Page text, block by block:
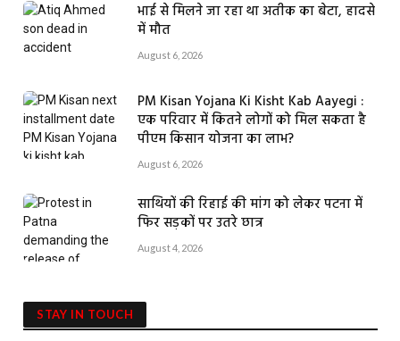
भाई से मिलने जा रहा था अतीक का बेटा, हादसे
में मौत
August 6, 2026
PM Kisan Yojana Ki Kisht Kab Aayegi :
एक परिवार में कितने लोगों को मिल सकता है
पीएम किसान योजना का लाभ?
August 6, 2026
साथियों की रिहाई की मांग को लेकर पटना में
फिर सड़कों पर उतरे छात्र
August 4, 2026
STAY IN TOUCH